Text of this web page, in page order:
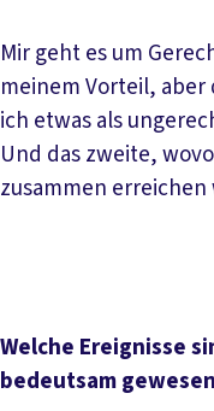
Mir geht es um
meinem Vorteil, aber
ich etwas als
Und das zweite,
zusammen
Welche Ereignisse
bedeutsam